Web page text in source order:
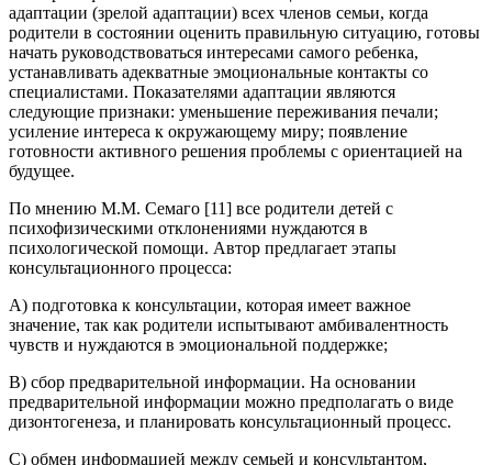
адаптации (зрелой адаптации) всех членов семьи, когда
родители в состоянии оценить правильную ситуацию, готовы
начать руководствоваться интересами самого ребенка,
устанавливать адекватные эмоциональные контакты со
специалистами. Показателями адаптации являются
следующие признаки: уменьшение переживания печали;
усиление интереса к окружающему миру; появление
готовности активного решения проблемы с ориентацией на
будущее.
По мнению М.М. Семаго [11] все родители детей с
психофизическими отклонениями нуждаются в
психологической помощи. Автор предлагает этапы
консультационного процесса:
А) подготовка к консультации, которая имеет важное
значение, так как родители испытывают амбивалентность
чувств и нуждаются в эмоциональной поддержке;
B) сбор предварительной информации. На основании
предварительной информации можно предполагать о виде
дизонтогенеза, и планировать консультационный процесс.
C) обмен информацией между семьей и консультантом,